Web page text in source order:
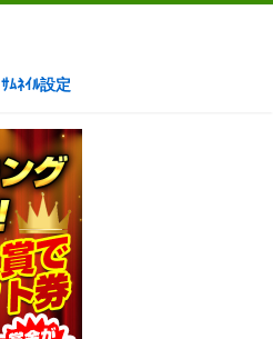
ｻﾑﾈｲﾙ設定